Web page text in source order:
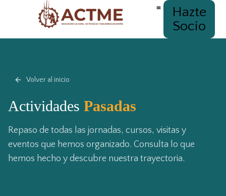
Hazte
Socio
Volver al inicio
Actividades Pasadas
Repaso de todas las jornadas, cursos, visitas y
eventos que hemos organizado. Consulta lo que
hemos hecho y descubre nuestra trayectoria.